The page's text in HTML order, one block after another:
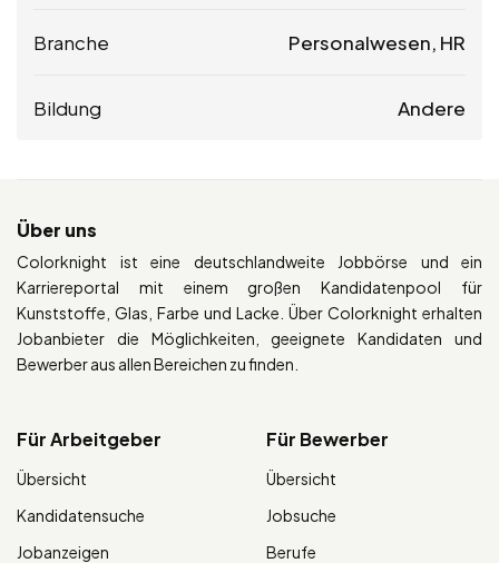
Branche Personalwesen, HR
Bildung Andere
Über uns
Colorknight ist eine deutschlandweite Jobbörse und ein
Karriereportal mit einem großen Kandidatenpool für
Kunststoffe, Glas, Farbe und Lacke. Über Colorknight erhalten
Jobanbieter die Möglichkeiten, geeignete Kandidaten und
Bewerber aus allen Bereichen zu finden.
Für Arbeitgeber
Übersicht
Kandidatensuche
Jobanzeigen
Für Bewerber
Übersicht
Jobsuche
Berufe